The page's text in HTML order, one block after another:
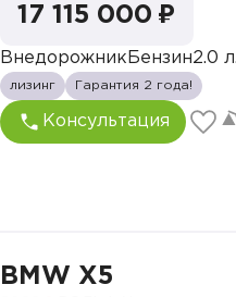
17 115 000 ₽
Внедорожник Бензин2.0 л.
лизинг Гарантия 2 года!
Консультация
BMW X5